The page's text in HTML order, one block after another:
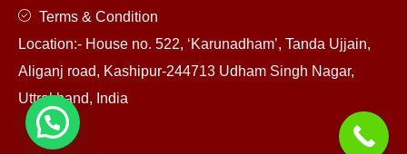
Terms & Condition
Location:- House no. 522, ‘Karunadham’, Tanda Ujjain,
Aliganj road, Kashipur-244713 Udham Singh Nagar,
Uttrakhand, India